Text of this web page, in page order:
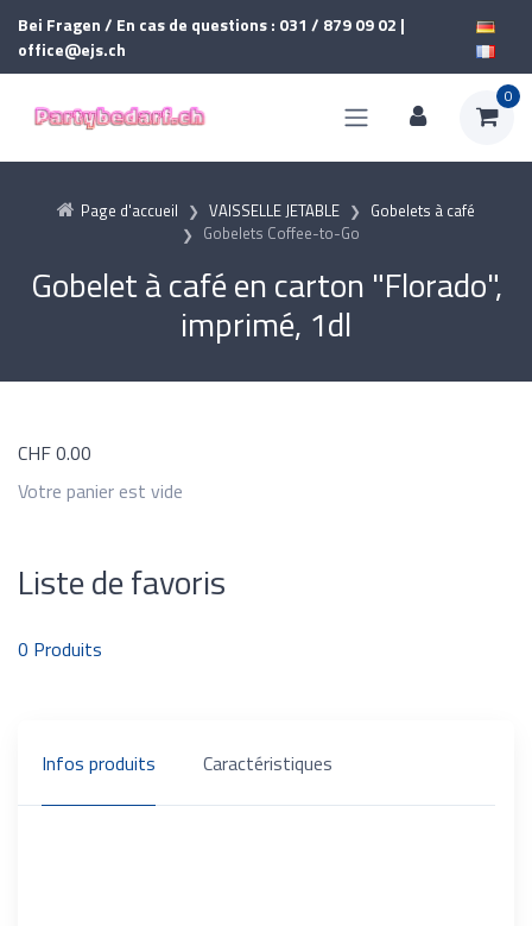
Bei Fragen / En cas de questions : 031 / 879 09 02 |
office@ejs.ch
0
Page d'accueil VAISSELLE JETABLE
Gobelets à café
Gobelets Coffee-to-Go
Gobelet à café en carton "Florado",
imprimé, 1dl
CHF0.00
Votre panier est vide
Liste de favoris
0 Produits
Infos produits Caractéristiques